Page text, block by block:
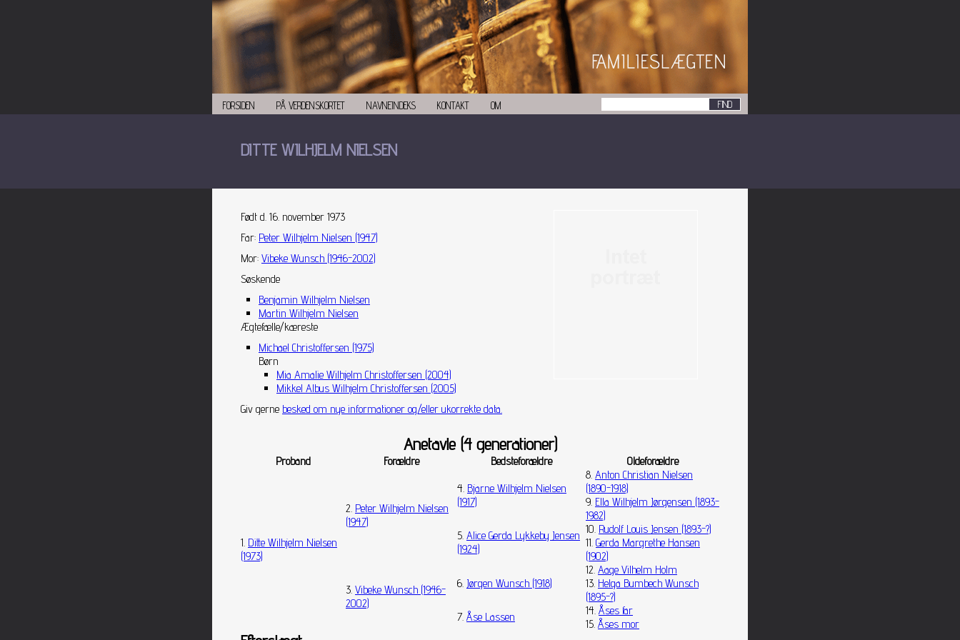
FORSIDEN PÅ VERDENSKORTET NAVNEINDEKS KONTAKT OM
DITTE WILHJELM NIELSEN
Født d. 16. november 1973
Far: Peter Wilhjelm Nielsen (1947)
Mor: Vibeke Wunsch (1946-2002)
Søskende
Benjamin Wilhjelm Nielsen
Martin Wilhjelm Nielsen
Ægtefælle/kæreste
Michael Christoffersen (1975)
Børn
Mia Amalie Wilhjelm Christoffersen (2004)
Mikkel Albus Wilhjelm Christoffersen (2005)
Giv gerne besked om nye informationer og/eller ukorrekte data.
Anetavle (4 generationer)
Proband Forældre Bedsteforældre Oldeforældre
1. Ditte Wilhjelm Nielsen
(1973)
2. Peter Wilhjelm Nielsen
(1947)
4. Bjarne Wilhjelm Nielsen
(1917)
8. Anton Christian Nielsen
(1890-1918)
9. Ella Wilhjelm Jørgensen (1893-
1982)
5. Alice Gerda Lykkeby Jensen
(1924)
10. Rudolf Louis Jensen (1893-?)
11. Gerda Margrethe Hansen
(1902)
3. Vibeke Wunsch (1946-
2002)
6. Jørgen Wunsch (1918)
12. Aage Vilhelm Holm
13. Helga Bumbech Wunsch
(1895-?)
7. Åse Lassen 14. Åses far
15. Åses mor